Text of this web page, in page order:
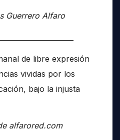
Guerrero Alfaro
de libre expresión
vividas por los
bajo la injusta
alfarored.com